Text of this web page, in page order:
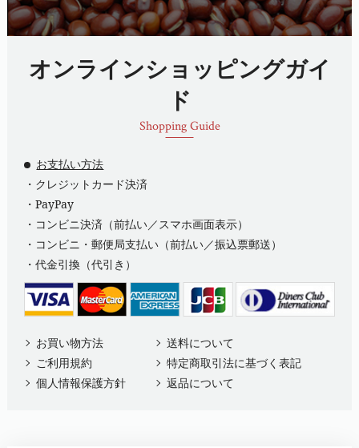
オンラインショッピングガイ
ド
Shopping Guide
お支払い方法
・クレジットカード決済
・PayPay
・コンビニ決済（前払い／スマホ画面表示）
・コンビニ・郵便局支払い（前払い／振込票郵送）
・代金引換（代引き）
お買い物方法
送料について
ご利用規約
特定商取引法に基づく表記
個人情報保護方針
返品について